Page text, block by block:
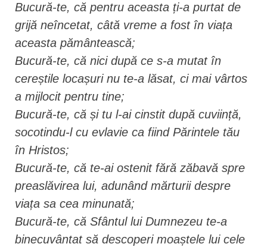
Bucură-te, că pentru aceasta ți-a purtat de
grijă neîncetat, câtă vreme a fost în viața
aceasta pământească;
Bucură-te, că nici după ce s-a mutat în
cereștile locașuri nu te-a lăsat, ci mai vârtos
a mijlocit pentru tine;
Bucură-te, că și tu l-ai cinstit după cuviință,
socotindu-l cu evlavie ca fiind Părintele tău
în Hristos;
Bucură-te, că te-ai ostenit fără zăbavă spre
preaslăvirea lui, adunând mărturii despre
viața sa cea minunată;
Bucură-te, că Sfântul lui Dumnezeu te-a
binecuvântat să descoperi moaștele lui cele